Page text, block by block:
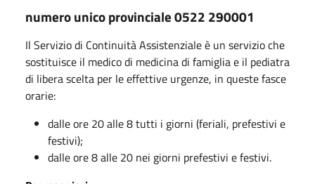
numero unico provinciale0522 290001
Il Servizio di Continuità Assistenziale è un servizio che
sostituisce il medico di medicina di famiglia e il pediatra
di libera scelta per le effettive urgenze, in queste fasce
orarie:
dalle ore 20 alle 8 tutti i giorni (feriali, prefestivi e
festivi);
dalle ore 8 alle 20 nei giorni prefestivi e festivi.